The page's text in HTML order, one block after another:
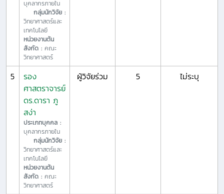
บุคลากรภายใน
กลุ่มนักวิจัย :
วิทยาศาสตร์และ
เทคโนโลยี
หน่วยงานต้น
สังกัด : คณะ
วิทยาศาสตร์
5
รอง
ศาสตราจารย์
ดร.ดารา ภู
สง่า
ประเภทบุคคล :
บุคลากรภายใน
กลุ่มนักวิจัย :
วิทยาศาสตร์และ
เทคโนโลยี
หน่วยงานต้น
สังกัด : คณะ
วิทยาศาสตร์
ผู้วิจัยร่วม 5 ไม่ระบุ